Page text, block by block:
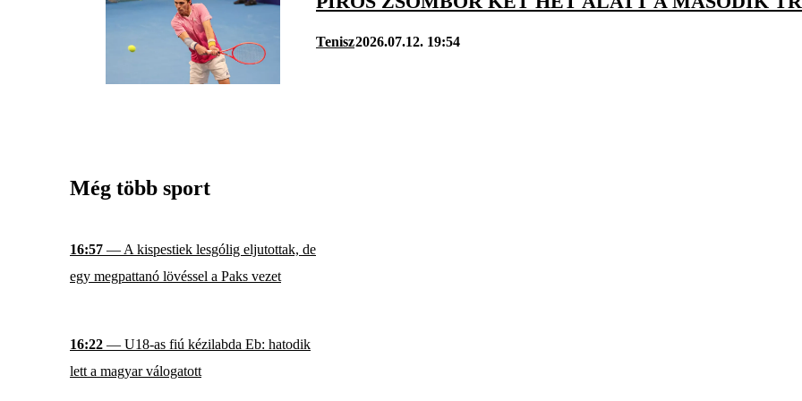
Tenisz2026.07.12. 19:54
Még több sport
16:57 — A kispestiek lesgólig eljutottak, de
egy megpattanó lövéssel a Paks vezet
16:22 — U18-as fiú kézilabda Eb: hatodik
lett a magyar válogatott